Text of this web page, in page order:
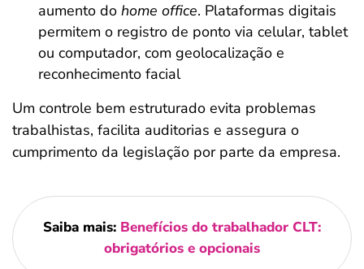
aumento do home office. Plataformas digitais
permitem o registro de ponto via celular, tablet
ou computador, com geolocalização e
reconhecimento facial
Um controle bem estruturado evita problemas
trabalhistas, facilita auditorias e assegura o
cumprimento da legislação por parte da empresa.
Saiba mais: Benefícios do trabalhador CLT:
obrigatórios e opcionais